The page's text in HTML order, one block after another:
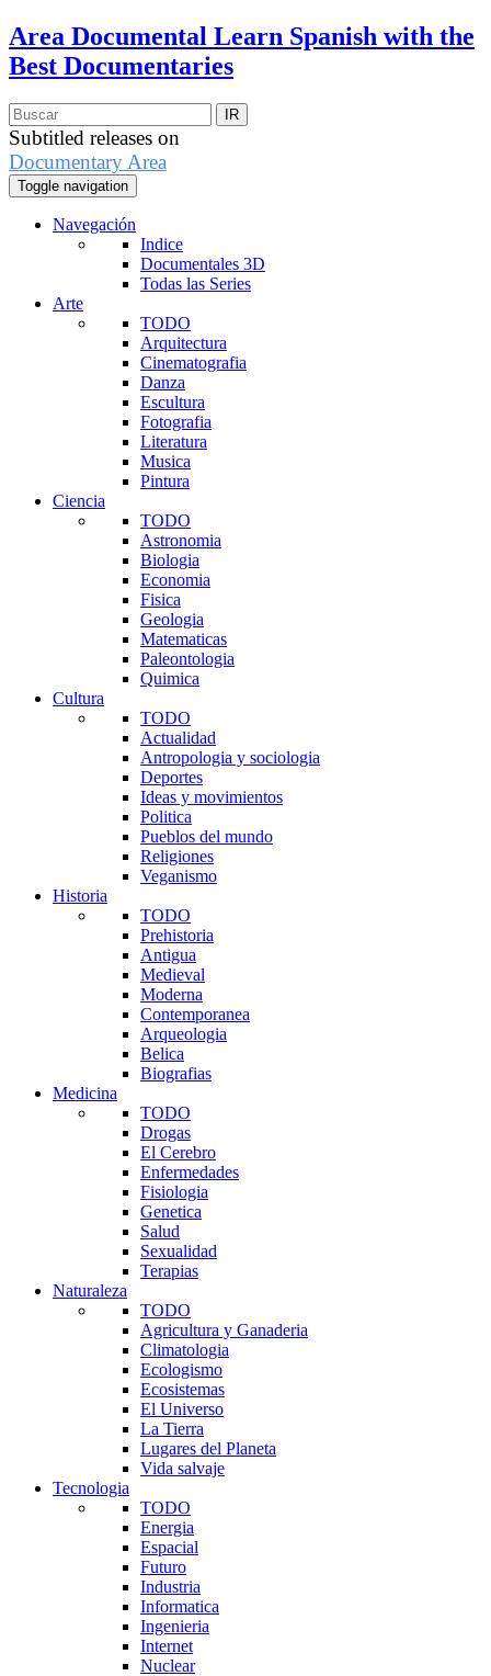
Area Documental Learn Spanish with the
Best Documentaries
Subtitled releases on
Documentary Area
Toggle navigation
Navegación
Indice
Documentales 3D
Todas las Series
Arte
TODO
Arquitectura
Cinematografia
Danza
Escultura
Fotografia
Literatura
Musica
Pintura
Ciencia
TODO
Astronomia
Biologia
Economia
Fisica
Geologia
Matematicas
Paleontologia
Quimica
Cultura
TODO
Actualidad
Antropologia y sociologia
Deportes
Ideas y movimientos
Politica
Pueblos del mundo
Religiones
Veganismo
Historia
TODO
Prehistoria
Antigua
Medieval
Moderna
Contemporanea
Arqueologia
Belica
Biografias
Medicina
TODO
Drogas
El Cerebro
Enfermedades
Fisiologia
Genetica
Salud
Sexualidad
Terapias
Naturaleza
TODO
Agricultura y Ganaderia
Climatologia
Ecologismo
Ecosistemas
El Universo
La Tierra
Lugares del Planeta
Vida salvaje
Tecnologia
TODO
Energia
Espacial
Futuro
Industria
Informatica
Ingenieria
Internet
Nuclear